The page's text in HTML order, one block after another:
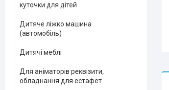
куточки для дітей
Дитяче ліжко машина
(автомобіль)
Дитячі меблі
Для аніматорів реквізити,
обладнання для естафет